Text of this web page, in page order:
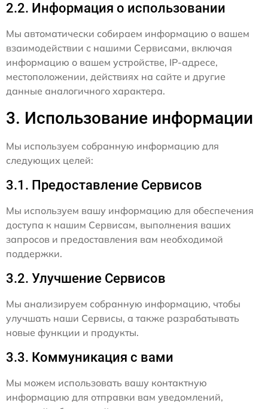
2.2. Информация о использовании
Мы автоматически собираем информацию о вашем
взаимодействии с нашими Сервисами, включая
информацию о вашем устройстве, IP-адресе,
местоположении, действиях на сайте и другие
данные аналогичного характера.
3. Использование информации
Мы используем собранную информацию для
следующих целей:
3.1. Предоставление Сервисов
Мы используем вашу информацию для обеспечения
доступа к нашим Сервисам, выполнения ваших
запросов и предоставления вам необходимой
поддержки.
3.2. Улучшение Сервисов
Мы анализируем собранную информацию, чтобы
улучшать наши Сервисы, а также разрабатывать
новые функции и продукты.
3.3. Коммуникация с вами
Мы можем использовать вашу контактную
информацию для отправки вам уведомлений,